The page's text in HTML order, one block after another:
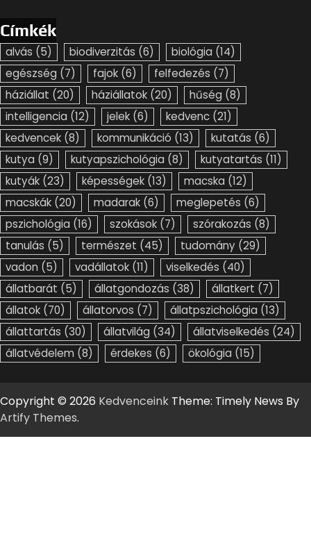
Címkék
alvás (5) biodiverzitás (6) biológia (14)
egészség (7) fajok (6) felfedezés (7)
háziállat (20) háziállatok (20) hűség (8)
intelligencia (12) jelek (6) kedvenc (21)
kedvencek (8) kommunikáció (13) kutatás (6)
kutya (9) kutyapszichológia (8) kutyatartás (11)
kutyák (23) képességek (13) macska (12)
macskák (20) madarak (6) meglepetés (6)
pszichológia (16) szokások (7) szórakozás (8)
tanulás (5) természet (45) tudomány (29)
vadon (5) vadállatok (11) viselkedés (40)
állatbarát (5) állatgondozás (38) állatkert (7)
állatok (70) állatorvos (7) állatpszichológia (13)
állattartás (30) állatvilág (34) állatviselkedés (24)
állatvédelem (8) érdekes (6) ökológia (15)
Copyright © 2026 Kedvenceink Theme: Timely News By
Artify Themes.